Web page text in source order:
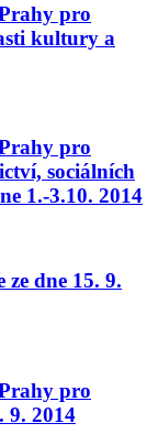
pro
kultury a
pro
sociálních
1.-3.10. 2014
dne 15. 9.
pro
9. 2014